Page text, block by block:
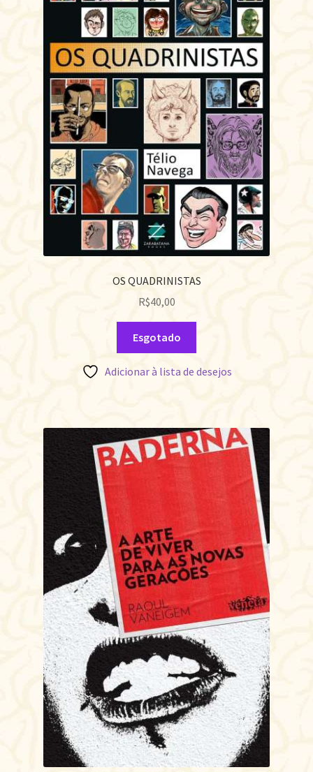
OS QUADRINISTAS
R$40,00
Esgotado
Adicionar à lista de desejos